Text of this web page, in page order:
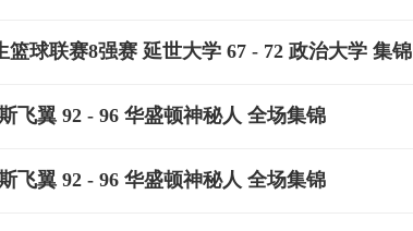
篮球联赛8强赛 延世大学 67 - 72 政治大学 集锦
飞翼 92 - 96 华盛顿神秘人 全场集锦
飞翼 92 - 96 华盛顿神秘人 全场集锦